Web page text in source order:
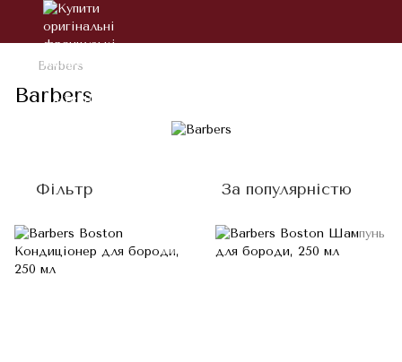
Barbers
Barbers
Фільтр За популярністю